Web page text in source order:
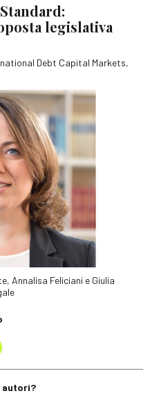
legislativa
Debt Capital Markets,
Annalisa Feliciani e Giulia
autori?